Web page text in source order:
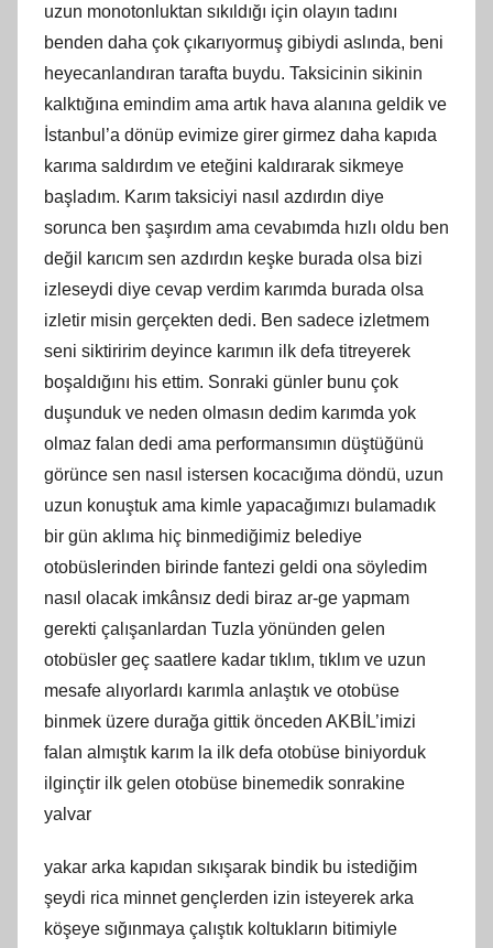
uzun monotonluktan sıkıldığı için olayın tadını
benden daha çok çıkarıyormuş gibiydi aslında, beni
heyecanlandıran tarafta buydu. Taksicinin sikinin
kalktığına emindim ama artık hava alanına geldik ve
İstanbul’a dönüp evimize girer girmez daha kapıda
karıma saldırdım ve eteğini kaldırarak sikmeye
başladım. Karım taksiciyi nasıl azdırdın diye
sorunca ben şaşırdım ama cevabımda hızlı oldu ben
değil karıcım sen azdırdın keşke burada olsa bizi
izleseydi diye cevap verdim karımda burada olsa
izletir misin gerçekten dedi. Ben sadece izletmem
seni siktiririm deyince karımın ilk defa titreyerek
boşaldığını his ettim. Sonraki günler bunu çok
duşunduk ve neden olmasın dedim karımda yok
olmaz falan dedi ama performansımın düştüğünü
görünce sen nasıl istersen kocacığıma döndü, uzun
uzun konuştuk ama kimle yapacağımızı bulamadık
bir gün aklıma hiç binmediğimiz belediye
otobüslerinden birinde fantezi geldi ona söyledim
nasıl olacak imkânsız dedi biraz ar-ge yapmam
gerekti çalışanlardan Tuzla yönünden gelen
otobüsler geç saatlere kadar tıklım, tıklım ve uzun
mesafe alıyorlardı karımla anlaştık ve otobüse
binmek üzere durağa gittik önceden AKBİL’imizi
falan almıştık karım la ilk defa otobüse biniyorduk
ilginçtir ilk gelen otobüse binemedik sonrakine
yalvar
yakar arka kapıdan sıkışarak bindik bu istediğim
şeydi rica minnet gençlerden izin isteyerek arka
köşeye sığınmaya çalıştık koltukların bitimiyle